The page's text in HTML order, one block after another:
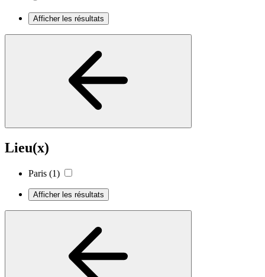
Afficher les résultats
Lieu(x)
Paris (1)
Afficher les résultats